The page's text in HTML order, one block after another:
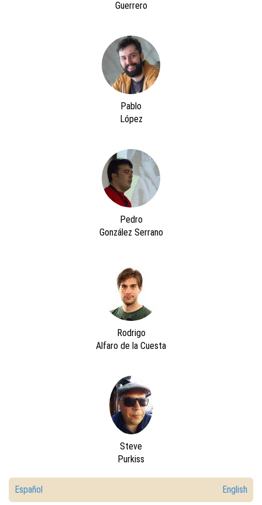
Guerrero
Pablo
López
Pedro
González Serrano
Rodrigo
Alfaro de la Cuesta
Steve
Purkiss
English
Español